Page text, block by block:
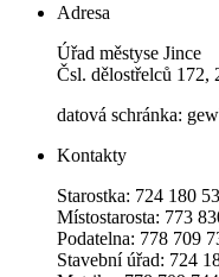
Adresa
Úřad městyse Jince
Čsl. dělostřelců 172,
datová schránka:
Kontakty
Starostka: 724 180
Místostarosta: 773
Podatelna: 778 709
Stavební úřad: 724